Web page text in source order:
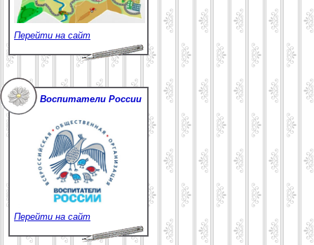
Перейти на сайт
Воспитатели России
Перейти на сайт